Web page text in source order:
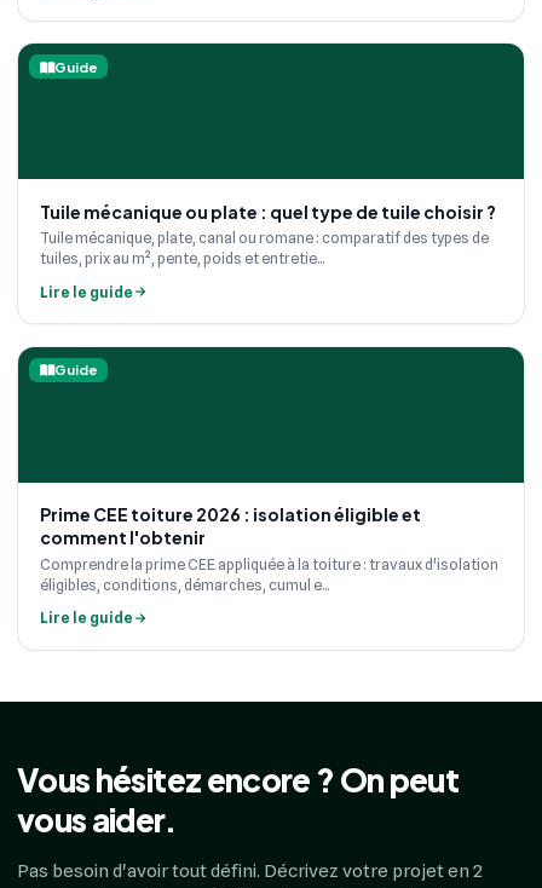
Guide
Tuile mécanique ou plate : quel type de tuile choisir ?
Tuile mécanique, plate, canal ou romane : comparatif des types de
tuiles, prix au m², pente, poids et entretie...
Lire le guide
Guide
Prime CEE toiture 2026 : isolation éligible et
comment l'obtenir
Comprendre la prime CEE appliquée à la toiture : travaux d'isolation
éligibles, conditions, démarches, cumul e...
Lire le guide
Vous hésitez encore ? On peut
vous aider.
Pas besoin d'avoir tout défini. Décrivez votre projet en 2